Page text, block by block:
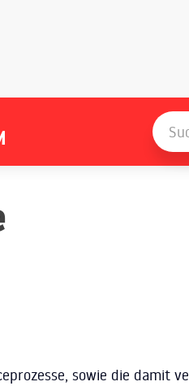
Search
sowie die damit